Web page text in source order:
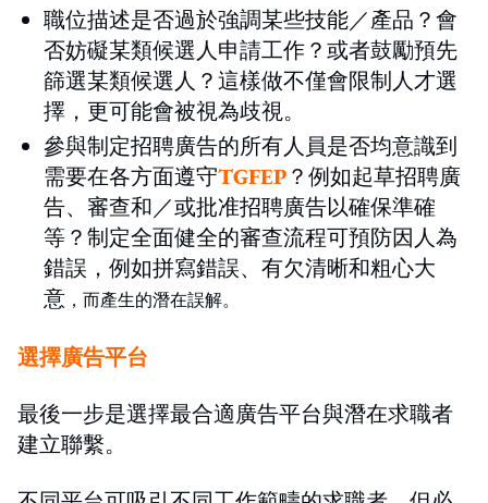
職位描述是否過於強調某些技能／產品？會
否妨礙某類候選人申請工作？或者鼓勵預先
篩選某類候選人？這樣做不僅會限制人才選
擇，更可能會被視為歧視。
參與制定招聘廣告的所有人員是否均意識到
需要在各方面遵守TGFEP？例如起草招聘廣
告、審查和／或批准招聘廣告以確保準確
等？制定全面健全的審查流程可預防因人為
錯誤，例如拼寫錯誤、有欠清晰和粗心大
意 ，而產生的潛在誤解。
選擇廣告平台
最後一步是選擇最合適廣告平台與潛在求職者
建立聯繫。